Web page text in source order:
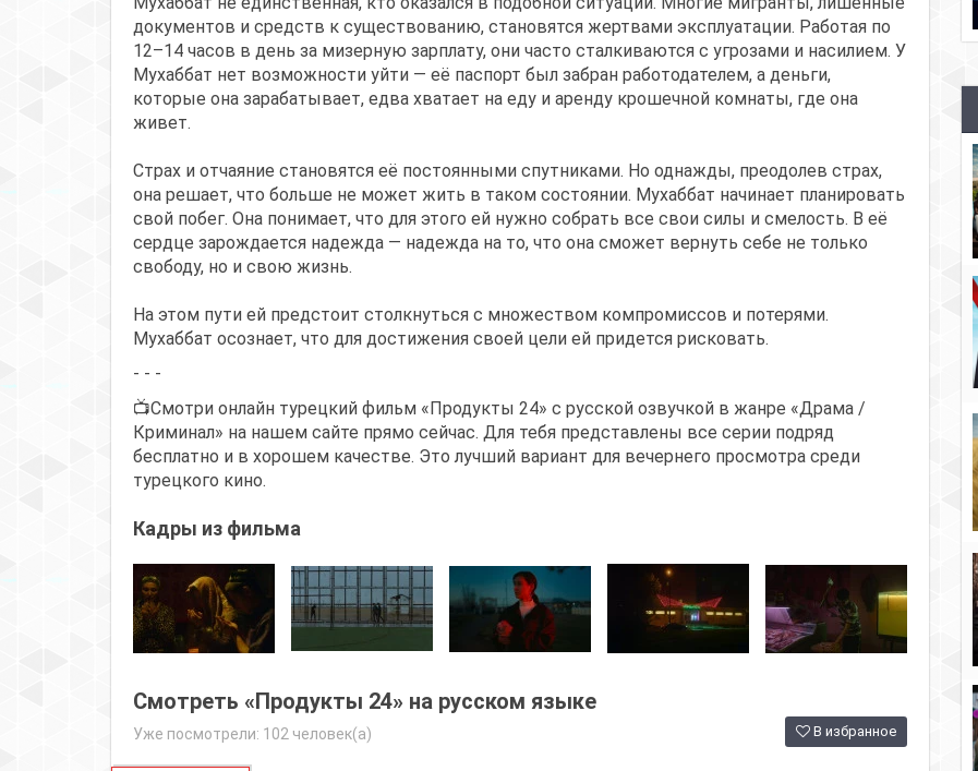
документов и средств к существованию, становятся жертвами эксплуатации. Работая по
12–14 часов в день за мизерную зарплату, они часто сталкиваются с угрозами и насилием. У
Мухаббат нет возможности уйти — её паспорт был забран работодателем, а деньги,
которые она зарабатывает, едва хватает на еду и аренду крошечной комнаты, где она
живет.
Страх и отчаяние становятся её постоянными спутниками. Но однажды, преодолев страх,
она решает, что больше не может жить в таком состоянии. Мухаббат начинает планировать
свой побег. Она понимает, что для этого ей нужно собрать все свои силы и смелость. В её
сердце зарождается надежда — надежда на то, что она сможет вернуть себе не только
свободу, но и свою жизнь.
На этом пути ей предстоит столкнуться с множеством компромиссов и потерями.
Мухаббат осознает, что для достижения своей цели ей придется рисковать.
- - -
📺Смотри онлайн турецкий фильм «Продукты 24» с русской озвучкой в жанре «Драма /
Криминал» на нашем сайте прямо сейчас. Для тебя представлены все серии подряд
бесплатно и в хорошем качестве. Это лучший вариант для вечернего просмотра среди
турецкого кино.
Кадры из фильма
Смотреть «Продукты 24» на русском языке
Уже посмотрели: 102 человек(а) В избранное